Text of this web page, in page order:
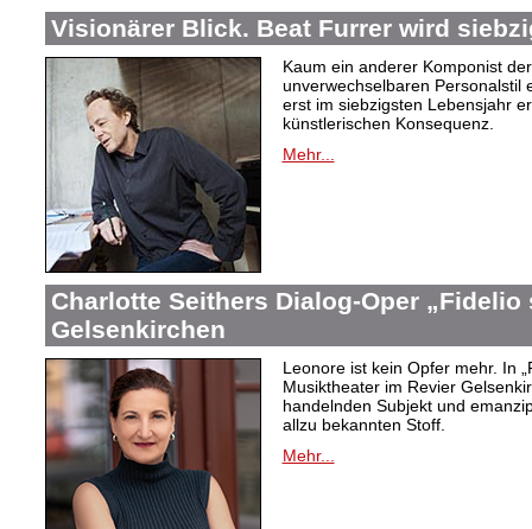
Visionärer Blick. Beat Furrer wird
Kaum ein anderer Komponist
unverwechselbaren Personalstil
erst im siebzigsten Lebensjahr
künstlerischen Konsequenz.
Mehr...
Charlotte Seithers Dialog-Oper „Fidelio
Gelsenkirchen
Leonore ist kein Opfer mehr. In
Musiktheater im Revier
handelnden Subjekt und
allzu bekannten Stoff.
Mehr...